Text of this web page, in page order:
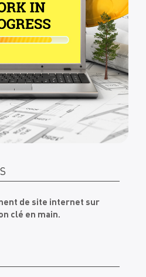
de site internet sur
clé en main.